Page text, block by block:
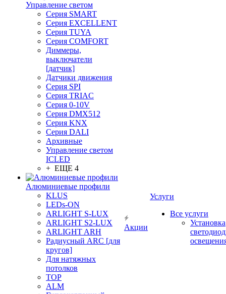
Управление светом
Серия SMART
Серия EXCELLENT
Серия TUYA
Серия COMFORT
Диммеры,
выключатели
[датчик]
Датчики движения
Серия SPI
Серия TRIAC
Серия 0-10V
Серия DMX512
Серия KNX
Серия DALI
Архивные
Управление светом
ICLED
+ ЕЩЕ 4
Алюминиевые профили
KLUS
LEDs-ON
ARLIGHT S-LUX
ARLIGHT S2-LUX
ARLIGHT ARH
Радиусный ARC [для
кругов]
Для натяжных
потолков
TOP
ALM
Акции
Услуги
Все услуги
Установка